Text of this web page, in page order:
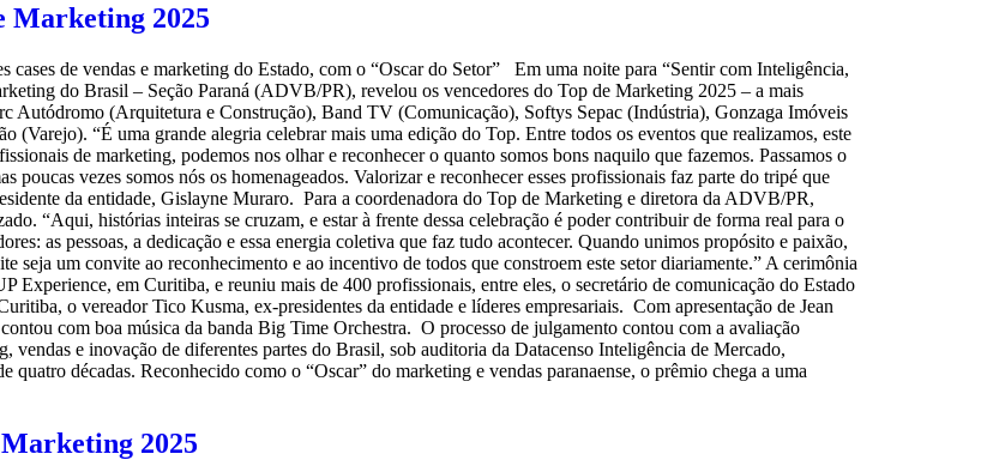
Marketing 2025
de vendas e marketing do Estado, com o “Oscar do Setor” Em uma noite para “Sentir com Inteligência,
do Brasil – Seção Paraná (ADVB/PR), revelou os vencedores do Top de Marketing 2025 – a mais
Autódromo (Arquitetura e Construção), Band TV (Comunicação), Softys Sepac (Indústria), Gonzaga Imóveis
“É uma grande alegria celebrar mais uma edição do Top. Entre todos os eventos que realizamos, este
de marketing, podemos nos olhar e reconhecer o quanto somos bons naquilo que fazemos. Passamos o
poucas vezes somos nós os homenageados. Valorizar e reconhecer esses profissionais faz parte do tripé que
da entidade, Gislayne Muraro. Para a coordenadora do Top de Marketing e diretora da ADVB/PR,
“Aqui, histórias inteiras se cruzam, e estar à frente dessa celebração é poder contribuir de forma real para o
as pessoas, a dedicação e essa energia coletiva que faz tudo acontecer. Quando unimos propósito e paixão,
seja um convite ao reconhecimento e ao incentivo de todos que constroem este setor diariamente.” A cerimônia
Experience, em Curitiba, e reuniu mais de 400 profissionais, entre eles, o secretário de comunicação do Estado
o vereador Tico Kusma, ex-presidentes da entidade e líderes empresariais. Com apresentação de Jean
com boa música da banda Big Time Orchestra. O processo de julgamento contou com a avaliação
vendas e inovação de diferentes partes do Brasil, sob auditoria da Datacenso Inteligência de Mercado,
décadas. Reconhecido como o “Oscar” do marketing e vendas paranaense, o prêmio chega a uma
2025